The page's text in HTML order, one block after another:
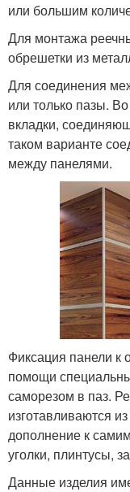
или большим
Для монтажа
обрешетки из
Для соединения
или только пазы.
вкладки,
таком варианте
между панелями.
Фиксация панели к
помощи
саморезом в паз.
изготавливаются
дополнение к
уголки, плинтусы,
Данные изделия